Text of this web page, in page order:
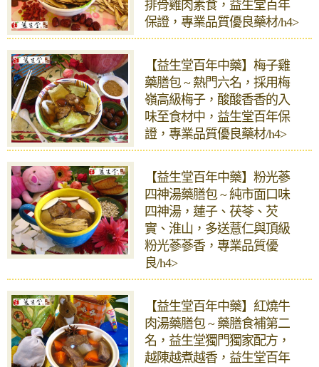
排骨雞肉素食，益生堂百年
保證，專業品質優良藥材/h4>
【益生堂百年中藥】梅子雞
藥膳包 ~ 熱門六名，採用梅
嶺高級梅子，酸酸香香的入
味至食材中，益生堂百年保
證，專業品質優良藥材/h4>
【益生堂百年中藥】粉光蔘
四神湯藥膳包 ~ 純市面口味
四神湯，蓮子、茯苓、芡
實、淮山，多送薏仁與頂級
粉光蔘蔘香，專業品質優
良/h4>
【益生堂百年中藥】紅燒牛
肉湯藥膳包 ~ 藥膳食補第二
名，益生堂獨門獨家配方，
越陳越煮越香，益生堂百年